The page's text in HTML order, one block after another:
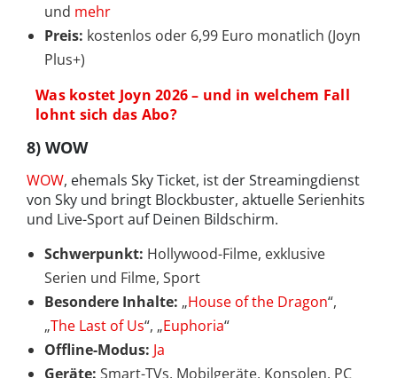
und mehr
Preis: kostenlos oder 6,99 Euro monatlich (Joyn
Plus+)
Was kostet Joyn 2026 – und in welchem Fall
lohnt sich das Abo?
8) WOW
WOW, ehemals Sky Ticket, ist der Streamingdienst
von Sky und bringt Blockbuster, aktuelle Serienhits
und Live-Sport auf Deinen Bildschirm.
Schwerpunkt: Hollywood-Filme, exklusive
Serien und Filme, Sport
Besondere Inhalte: „House of the Dragon“,
„The Last of Us“, „Euphoria“
Offline-Modus: Ja
Geräte: Smart-TVs, Mobilgeräte, Konsolen, PC